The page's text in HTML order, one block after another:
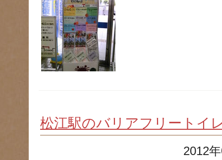
松江駅のバリアフリートイ
2012